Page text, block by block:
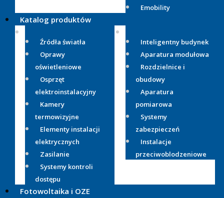
Emobility
Katalog produktów
Źródła światła
Oprawy
oświetleniowe
Osprzęt
elektroinstalacyjny
Kamery
termowizyjne
Elementy instalacji
elektrycznych
Zasilanie
Systemy kontroli
dostępu
Inteligentny budynek
Aparatura modułowa
Rozdzielnice i
obudowy
Aparatura
pomiarowa
Systemy
zabezpieczeń
Instalacje
przeciwoblodzeniowe
Fotowoltaika i OZE